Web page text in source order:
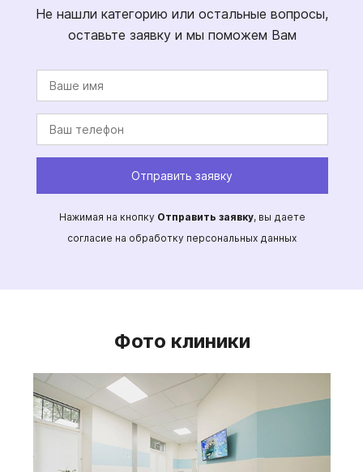
Не нашли категорию или остальные вопросы,
оставьте заявку и мы поможем Вам
Отправить заявку
Нажимая на кнопку Отправить заявку, вы даете
согласие на обработку персональных данных
Фото клиники